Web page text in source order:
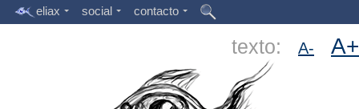
eliax social contacto
texto: A- A+